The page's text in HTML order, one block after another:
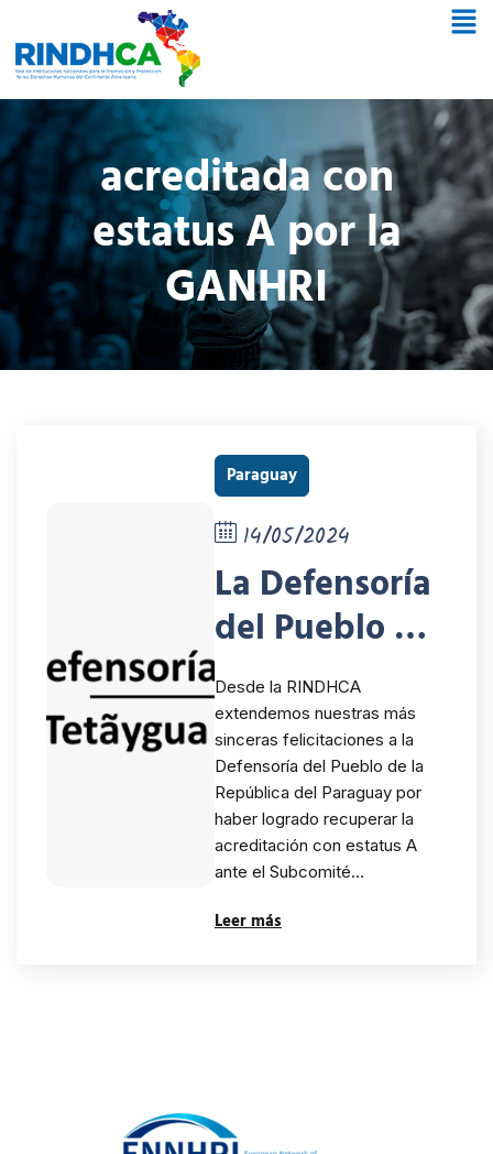
acreditada con
estatus A por la
GANHRI
Paraguay
14/05/2024
La Defensoría
del Pueblo de
Paraguay fue
acreditada
con estatus A
por la
GANHRI
Desde la RINDHCA
extendemos nuestras más
sinceras felicitaciones a la
Defensoría del Pueblo de la
República del Paraguay por
haber logrado recuperar la
acreditación con estatus A
ante el Subcomité…
Leer más